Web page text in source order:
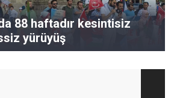
88 haftadır kesintisiz
yürüyüş